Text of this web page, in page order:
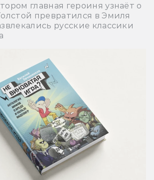
главная героиня узнаёт о
превратился в Эмиля
русские классики